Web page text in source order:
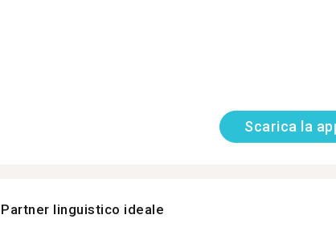
Scarica la
Partner linguistico ideale